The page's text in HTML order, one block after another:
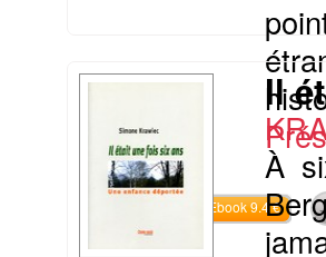
Commander l'Ebook 9.4 €
Il
À